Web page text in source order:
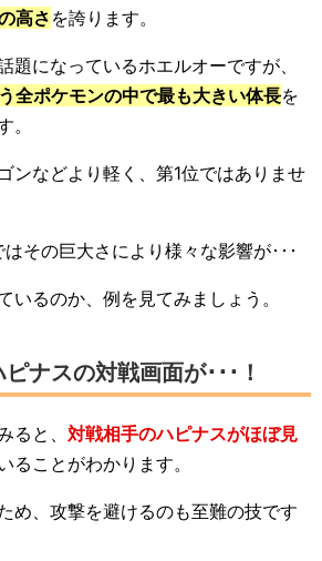
高さ を誇ります。
題になっているホエルオーですが、
全ポケモンの中で最も大きい体長を
。
ンなどより軽く、第1位ではありませ
その巨大さにより様々な影響が･･･
いるのか、例を見てみましょう。
ナスの対戦画面が･･･！
ると、 対戦相手のハピナスがほぼ見
ることがわかります。
め、攻撃を避けるのも至難の技です